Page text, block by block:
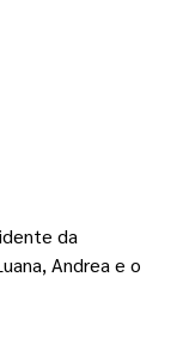
da
Andrea e o